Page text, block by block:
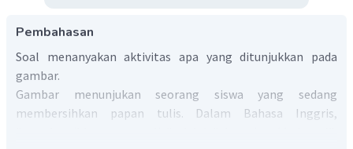
Pembahasan
Soal menanyakan aktivitas apa yang ditunjukkan pada
gambar.
Gambar menunjukan seorang siswa yang sedang
membersihkan papan tulis. Dalam Bahasa Inggris,